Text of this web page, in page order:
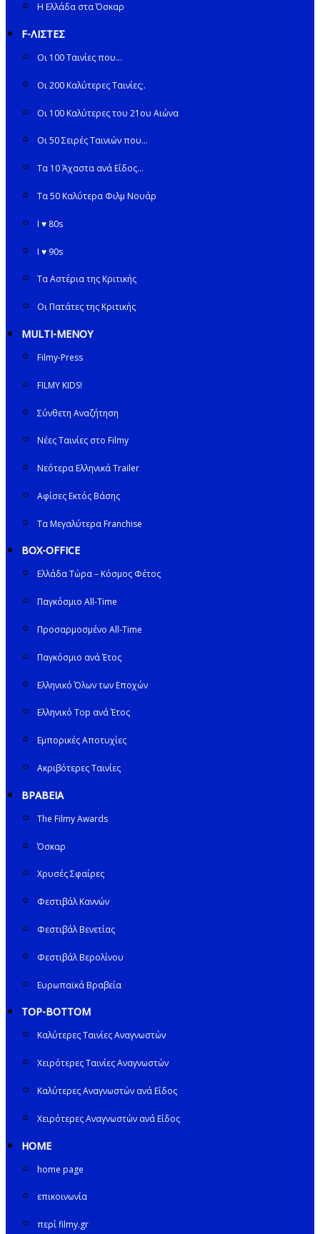
Η Ελλάδα στα Όσκαρ
F-ΛΙΣΤΕΣ
Οι 100 Ταινίες που…
Οι 200 Καλύτερες Ταινίες;.
Οι 100 Καλύτερες του 21ου Αιώνα
Οι 50 Σειρές Ταινιών που…
Τα 10 Άχαστα ανά Είδος…
Τα 50 Καλύτερα Φιλμ Νουάρ
I ♥ 80s
I ♥ 90s
Τα Αστέρια της Κριτικής
Οι Πατάτες της Κριτικής
MULTI-ΜΕΝΟΥ
Filmy-Press
FILMY KIDS!
Σύνθετη Αναζήτηση
Νέες Ταινίες στο Filmy
Νεότερα Ελληνικά Trailer
Αφίσες Εκτός Βάσης
Τα Μεγαλύτερα Franchise
BOX-OFFICE
Ελλάδα Τώρα – Κόσμος Φέτος
Παγκόσμιο All-Time
Προσαρμοσμένο All-Time
Παγκόσμιο ανά Έτος
Ελληνικό Όλων των Εποχών
Ελληνικό Top ανά Έτος
Εμπορικές Αποτυχίες
Ακριβότερες Ταινίες
ΒΡΑΒΕΙΑ
The Filmy Awards
Όσκαρ
Χρυσές Σφαίρες
Φεστιβάλ Καννών
Φεστιβάλ Βενετίας
Φεστιβάλ Βερολίνου
Ευρωπαϊκά Βραβεία
TOP-BOTTOM
Καλύτερες Ταινίες Αναγνωστών
Χειρότερες Ταινίες Αναγνωστών
Καλύτερες Αναγνωστών ανά Είδος
Χειρότερες Αναγνωστών ανά Είδος
HOME
home page
επικοινωνία
περί filmy.gr